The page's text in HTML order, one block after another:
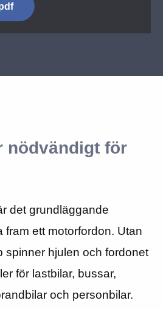
nödvändigt för
det grundläggande
fram ett motorfordon. Utan
spinner hjulen och fordonet
för lastbilar, bussar,
och personbilar.